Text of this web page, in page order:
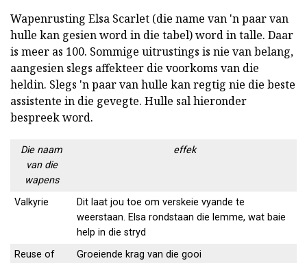
Wapenrusting Elsa Scarlet (die name van 'n paar van
hulle kan gesien word in die tabel) word in talle. Daar
is meer as 100. Sommige uitrustings is nie van belang,
aangesien slegs affekteer die voorkoms van die
heldin. Slegs 'n paar van hulle kan regtig nie die beste
assistente in die gevegte. Hulle sal hieronder
bespreek word.
Die naam
van die
wapens
effek
Valkyrie
Dit laat jou toe om verskeie vyande te
weerstaan. Elsa rondstaan die lemme, wat baie
help in die stryd
Reuse of
Groeiende krag van die gooi